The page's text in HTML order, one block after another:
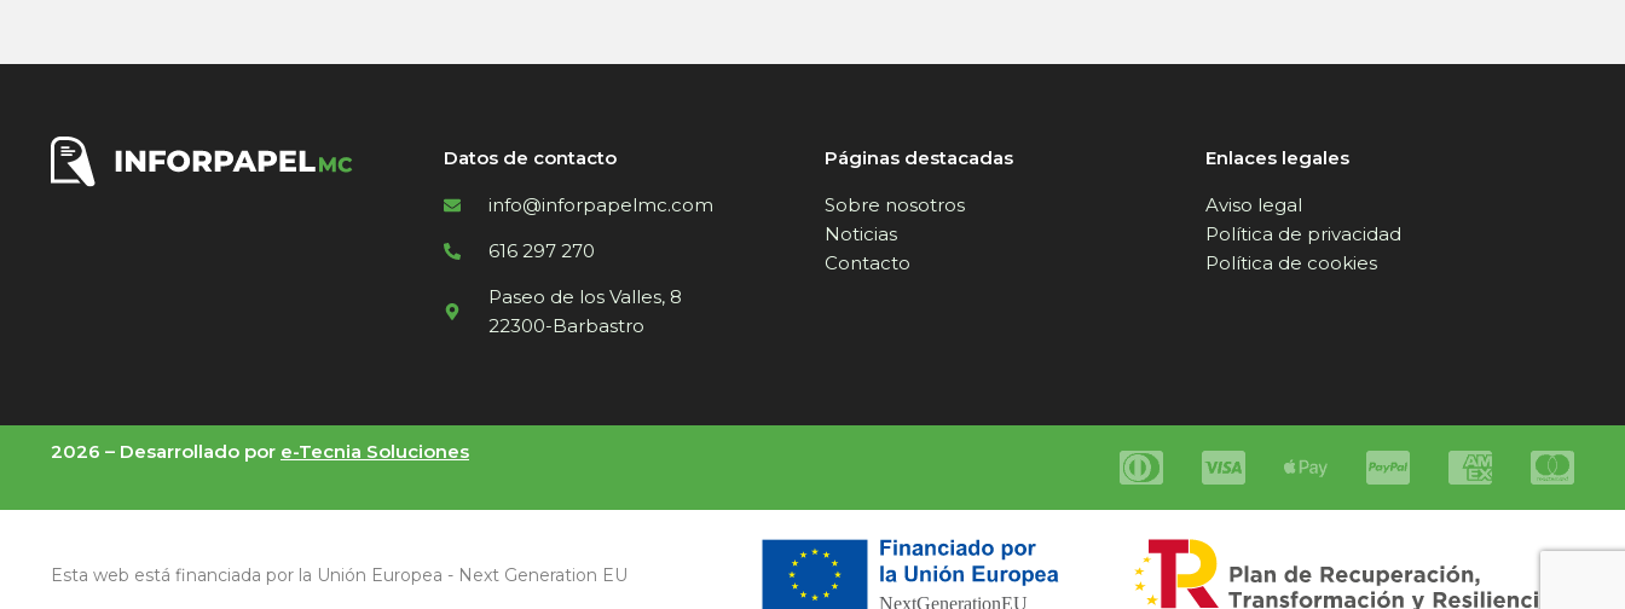
Datos de contacto
info@inforpapelmc.com
616 297 270
Paseo de los Valles, 8
22300-Barbastro
Páginas destacadas
Sobre nosotros
Noticias
Contacto
Enlaces legales
Aviso legal
Política de privacidad
Política de cookies
2026 – Desarrollado por e-Tecnia Soluciones
Esta web está financiada por la Unión Europea - Next Generation EU